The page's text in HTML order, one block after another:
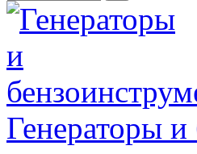
Генераторы и